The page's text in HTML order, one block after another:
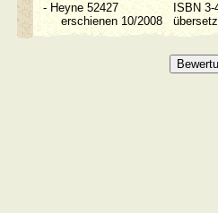
- Heyne 52427
ISBN
erschienen 10/2008